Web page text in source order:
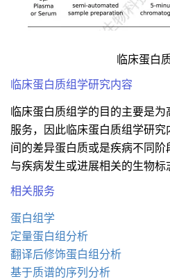
临床蛋白
临床蛋白质组学研究内容
临床蛋白质组学的目的主要是
服务，因此临床蛋白质组学研
间的差异蛋白质或是疾病不同
与疾病发生或进展相关的生物标
相关服务
蛋白组学
定量蛋白组分析
翻译后修饰蛋白组分析
基于质谱的序列分析